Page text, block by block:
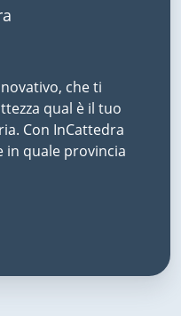
che ti
qual è il tuo
Con InCattedra
in quale provincia